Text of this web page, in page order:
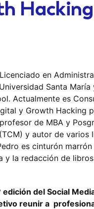
Hacking
en
Santa
Actualmente es
y Growth Hacking
de MBA y
y autor de varios
es cinturón
y la redacción de
edición del Social
reunir a